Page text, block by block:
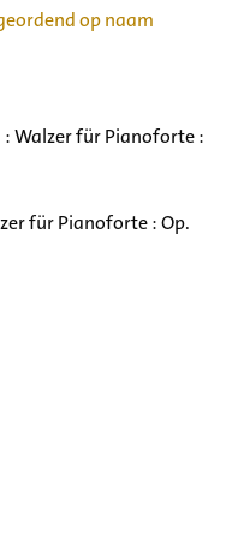
op naam
Walzer für Pianoforte :
für Pianoforte : Op.